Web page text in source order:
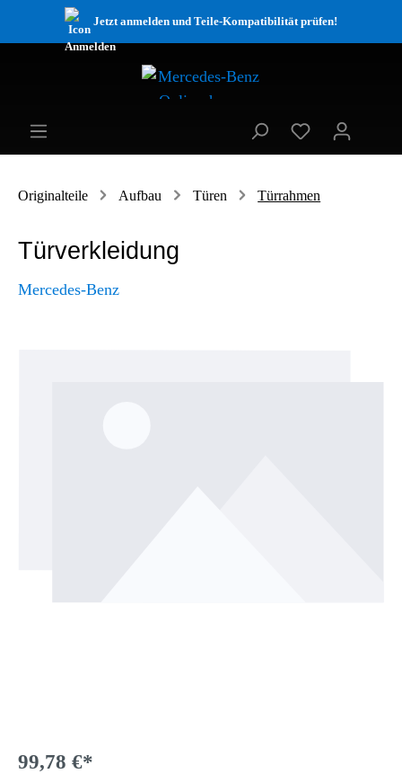
Jetzt anmelden und Teile-Kompatibilität prüfen!
Originalteile Aufbau Türen Türrahmen
Türverkleidung
Mercedes-Benz
99,78 €*